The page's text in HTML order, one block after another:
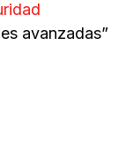
avanzadas”